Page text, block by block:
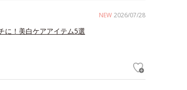
NEW 2026/07/28
に！美白ケアアイテム5選